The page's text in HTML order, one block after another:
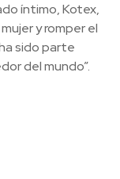
íntimo, Kotex,
y romper el
sido parte
del mundo”.